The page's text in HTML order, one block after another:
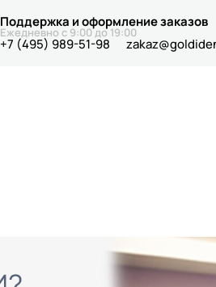
Поддержка и оформление заказов
Ежедневно с 9:00 до 19:00
+7 (495) 989-51-98